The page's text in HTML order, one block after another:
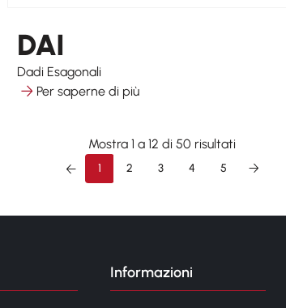
DAI
Dadi Esagonali
Per saperne di più
Mostra 1 a 12 di 50 risultati
1 2 3 4 5
Informazioni